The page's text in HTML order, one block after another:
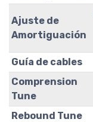
Ajuste de
Amortiguación
Guía de cables
Comprension
Tune
Rebound Tune